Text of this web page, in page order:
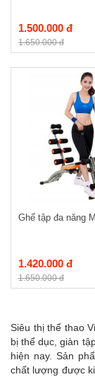
1.500.000 đ
1.650.000 đ
Ghế tập đa năng
1.420.000 đ
1.650.000 đ
Siêu thị thể thao
bị thể dục, giàn
hiện nay. Sản
chất lượng được